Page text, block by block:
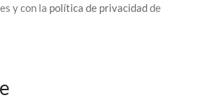
y con la política de privacidadde